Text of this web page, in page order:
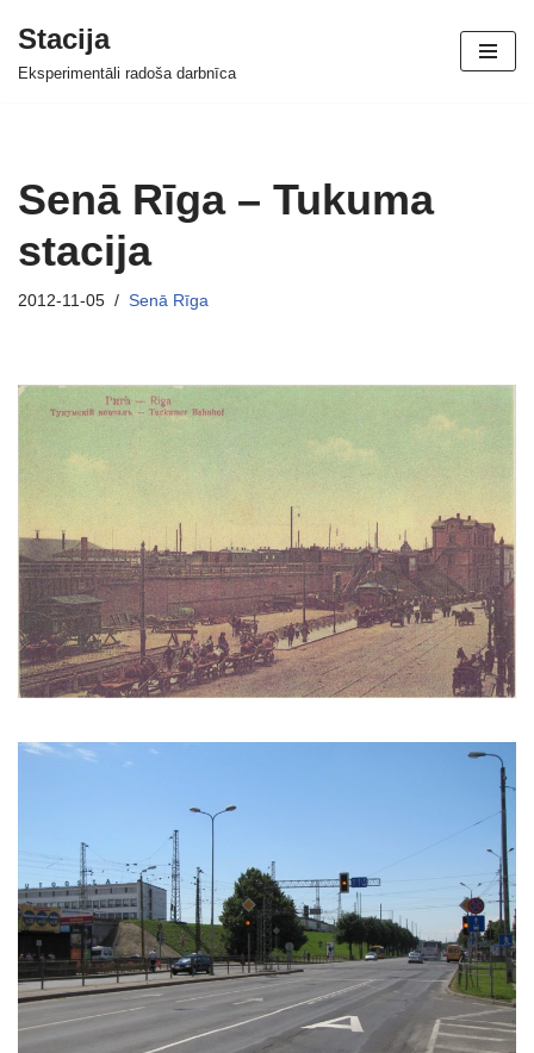
Skip
Stacija
Eksperimentāli radoša darbnīca
Senā Rīga – Tukuma
stacija
2012-11-05 Senā Rīga